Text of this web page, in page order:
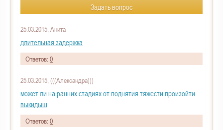
Задать вопрос
25.03.2015, Анита
длительная задержка
Ответов:0
25.03.2015, (((Александра)))
может ли на ранних стадиях от поднятия тяжести произойти
выкидыш
Ответов:0